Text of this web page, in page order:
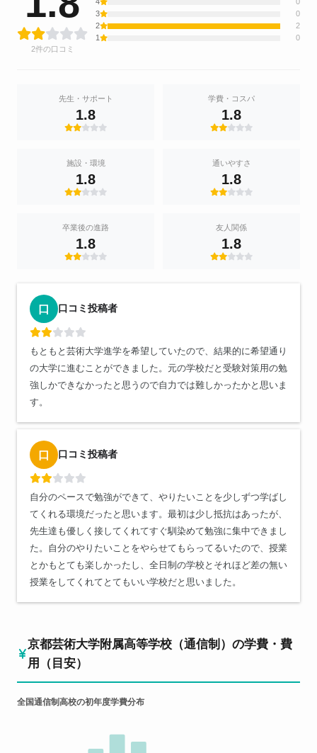
2件の口コミ
3
0
2
2
1
0
先生・サポート
1.8
学費・コスパ
1.8
施設・環境
1.8
通いやすさ
1.8
卒業後の進路
1.8
友人関係
1.8
口 口コミ投稿者
もともと芸術大学進学を希望していたので、結果的に希望通り
の大学に進むことができました。元の学校だと受験対策用の勉
強しかできなかったと思うので自力では難しかったかと思いま
す。
口 口コミ投稿者
自分のペースで勉強ができて、やりたいことを少しずつ学ばし
てくれる環境だったと思います。最初は少し抵抗はあったが、
先生達も優しく接してくれてすぐ馴染めて勉強に集中できまし
た。自分のやりたいことをやらせてもらってるいたので、授業
とかもとても楽しかったし、全日制の学校とそれほど差の無い
授業をしてくれてとてもいい学校だと思いました。
京都芸術大学附属高等学校（通信制）の学費・費
用（目安）
全国通信制高校の初年度学費分布